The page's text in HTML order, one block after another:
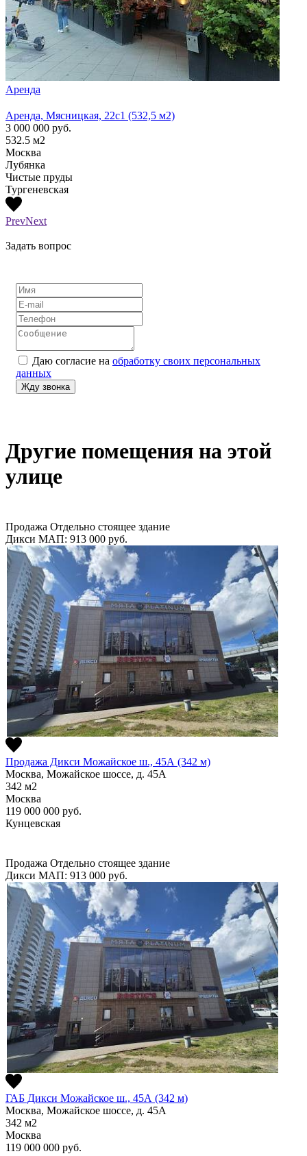
Аренда
Аренда, Мясницкая, 22с1 (532,5 м2)
3 000 000 руб.
532.5 м2
Москва
Лубянка
Чистые пруды
Тургеневская
PrevNext
Задать вопрос
Даю согласие на обработку своих персональных
данных
Другие помещения на этой
улице
Продажа Отдельно стоящее здание
Дикси МАП: 913 000 руб.
Продажа Дикси Можайское ш., 45А (342 м)
Москва, Можайское шоссе, д. 45А
342 м2
Москва
119 000 000 руб.
Кунцевская
Продажа Отдельно стоящее здание
Дикси МАП: 913 000 руб.
ГАБ Дикси Можайское ш., 45А (342 м)
Москва, Можайское шоссе, д. 45А
342 м2
Москва
119 000 000 руб.